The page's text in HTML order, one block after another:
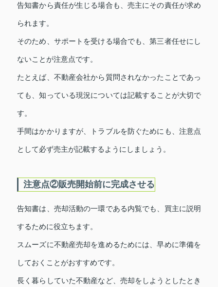
告知書から責任が生じる場合も、売主にその責任が求め
られます。
そのため、サポートを受ける場合でも、第三者任せにし
ないことが注意点です。
たとえば、不動産会社から質問されなかったことであっ
ても、知っている現況については記載することが大切で
す。
手間はかかりますが、トラブルを防ぐためにも、注意点
として必ず売主が記載するようにしましょう。
注意点②販売開始前に完成させる
告知書は、売却活動の一環である内覧でも、買主に説明
するために役立ちます。
スムーズに不動産売却を進めるためには、早めに準備を
しておくことがおすすめです。
長く暮らしていた不動産など、売却をしようとしたとき